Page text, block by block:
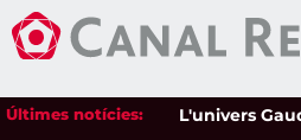
Últimes notícies:L'univers Gaudí,